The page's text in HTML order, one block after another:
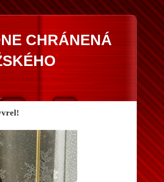
CHRÁNENÁ